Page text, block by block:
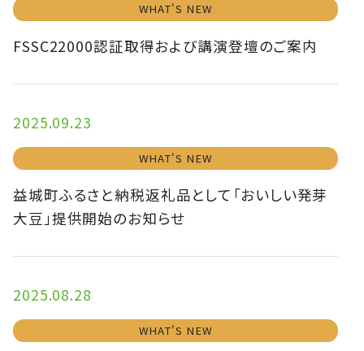
WHAT'S NEW
FSSC22000認証取得および講演登壇のご案内
2025.09.23
WHAT'S NEW
益城町ふるさと納税返礼品として「おいしい発芽
大豆」提供開始のお知らせ
2025.08.28
WHAT'S NEW